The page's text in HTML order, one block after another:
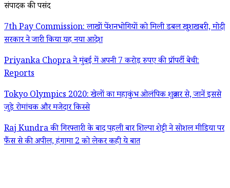
संपादक की पसंद
7th Pay Commission: लाखों पेंशनभोगियों को मिली डबल खुशखबरी, मोदी
सरकार ने जारी किया यह नया आदेश
Priyanka Chopra ने मुंबई में अपनी 7 करोड़ रुपए की प्रॉपर्टी बेची:
Reports
Tokyo Olympics 2020: खेलों का महाकुंभ ओलंपिक शुक्रवार से, जानें इससे
जुड़े रोमांचक और मजेदार किस्से
Raj Kundra की गिरफ्तारी के बाद पहली बार शिल्पा शेट्टी ने सोशल मीडिया पर
फैंस से की अपील, हंगामा 2 को लेकर कही ये बात